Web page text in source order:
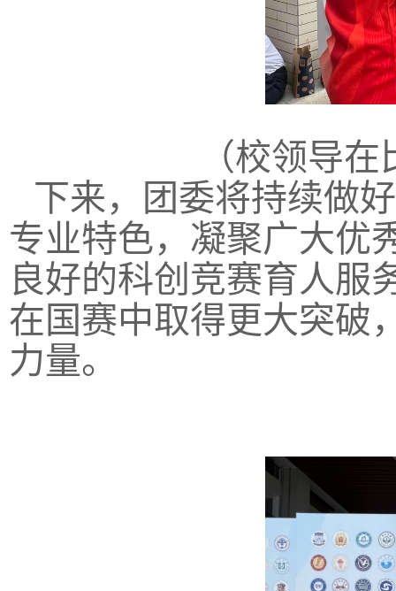
（校领导
下来，团委将持续做
专业特色，凝聚广大优
良好的科创竞赛育人服
在国赛中取得更大突破
力量。